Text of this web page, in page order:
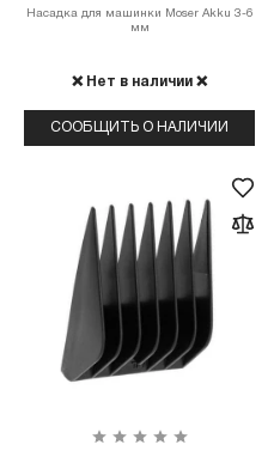
Насадка для машинки Moser Akku 3-6
мм
❌ Нет в наличии ❌
СООБЩИТЬ О НАЛИЧИИ